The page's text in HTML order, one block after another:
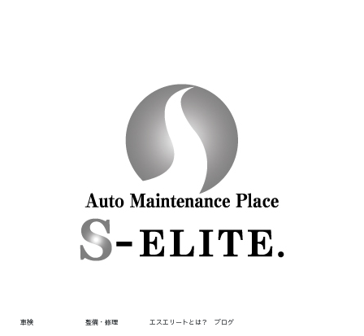
車検 整備・修理 エスエリートとは？ ブログ